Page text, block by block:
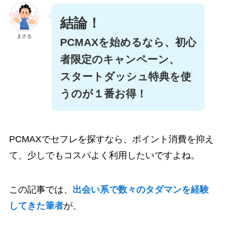
まさる
結論！
PCMAXを始めるなら、初心
者限定のキャンペーン、
スタートダッシュ特典を使
うのが１番お得！
PCMAXでセフレを探すなら、ポイント消費を抑え
て、少しでもコスパよく利用したいですよね。
この記事では、 出会い系で数々のタダマンを経験
してきた筆者が、